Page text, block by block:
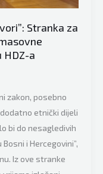
Stranka za
HDZ-a
zakon, posebno
etnički dijeli
bi do nesagledivih
i Hercegovini”,
Iz ove stranke